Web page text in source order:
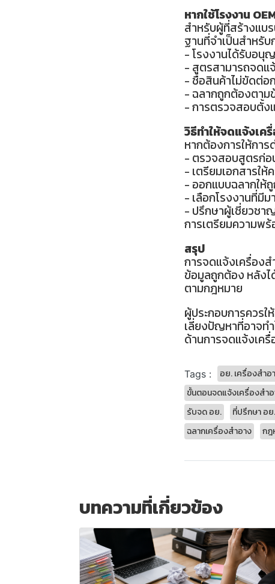
หากใช้โรงงาน
สำหรับผู้ที่สร้างแบ
ฐานที่จำเป็นสำหรั
- โรงงานได้รับอนุ
- สูตรสามารถจดแ
- ชื่อสินค้าไม่ขัดต่อ
- ฉลากถูกต้องตาม
- การตรวจสอบตั้ง
วิธีทำให้จดแจ้งเค
หากต้องการให้การ
- ตรวจสอบสูตรก่อ
- เตรียมเอกสารให้
- ออกแบบฉลากให้
- เลือกโรงงานที่มี
- ปรึกษาผู้เชี่ยวชา
การเตรียมความพร้
สรุป
การจดแจ้งเครื่องส
ข้อมูลถูกต้อง หลังไ
ตามกฎหมาย
ผู้ประกอบการควร
เลี่ยงปัญหาที่อาจท
ด้านการจดแจ้งเค
Tags : อย. เครื่องสำอ
ขั้นตอนจดแจ้งเครื่องสำ
รับจด อย.
ที่ปรึกษา อย.
ฉลากเครื่องสำอาง
กฎ
บทความที่เกี่ยวข้อง